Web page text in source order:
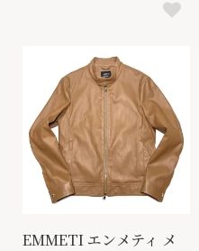
EMMETI エンメティ メ